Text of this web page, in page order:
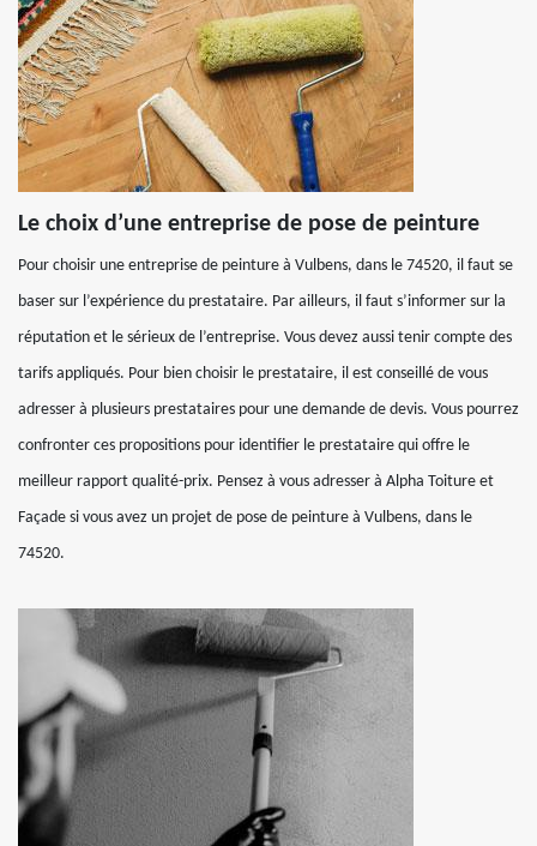
Le choix d’une entreprise de pose de peinture
Pour choisir une entreprise de peinture à Vulbens, dans le 74520, il faut se
baser sur l’expérience du prestataire. Par ailleurs, il faut s’informer sur la
réputation et le sérieux de l’entreprise. Vous devez aussi tenir compte des
tarifs appliqués. Pour bien choisir le prestataire, il est conseillé de vous
adresser à plusieurs prestataires pour une demande de devis. Vous pourrez
confronter ces propositions pour identifier le prestataire qui offre le
meilleur rapport qualité-prix. Pensez à vous adresser à Alpha Toiture et
Façade si vous avez un projet de pose de peinture à Vulbens, dans le
74520.